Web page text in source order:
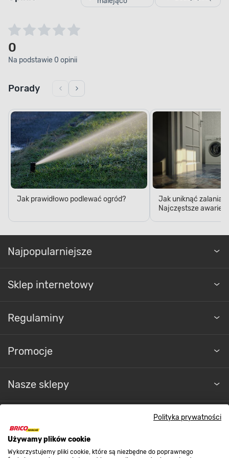
Polityka prywatności
Używamy plików cookie
Wykorzystujemy pliki cookie, które są niezbędne do poprawnego
0
Na podstawie 0 opinii
Porady
Jak prawidłowo podlewać ogród?
Jak uniknąć zalania
Najczęstsze awarie
Najpopularniejsze
Sklep internetowy
Regulaminy
Promocje
Nasze sklepy
Kontakt do sklepu